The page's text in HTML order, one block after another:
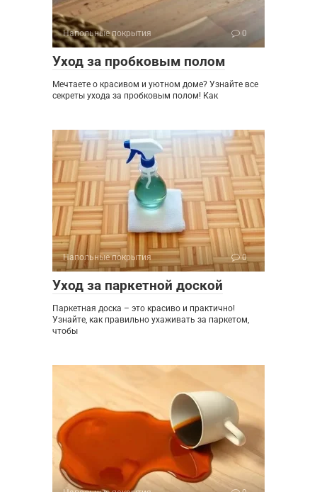
Напольные покрытия 0
Уход за пробковым полом
Мечтаете о красивом и уютном доме? Узнайте все
секреты ухода за пробковым полом! Как
Напольные покрытия 0
Уход за паркетной доской
Паркетная доска – это красиво и практично!
Узнайте, как правильно ухаживать за паркетом,
чтобы